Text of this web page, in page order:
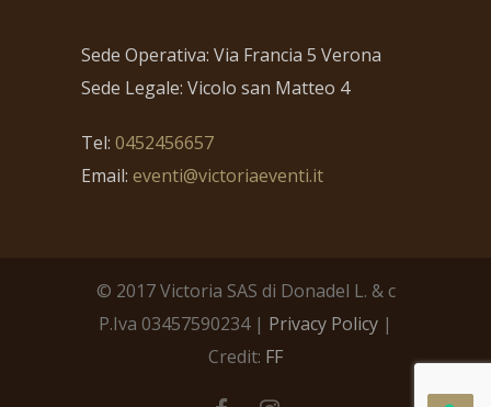
Sede Operativa: Via Francia 5 Verona
Sede Legale: Vicolo san Matteo 4
Tel: 0452456657
Email: eventi@victoriaeventi.it
© 2017 Victoria SAS di Donadel L. & c
P.Iva 03457590234 | Privacy Policy |
Credit: FF